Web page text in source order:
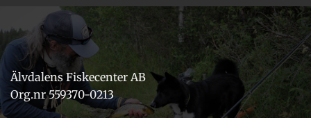
Älvdalens Fiskecenter AB
Org.nr 559370-0213